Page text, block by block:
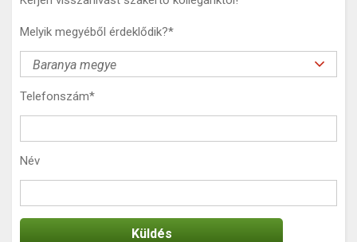
Melyik megyéből érdeklődik?*
Telefonszám*
Név